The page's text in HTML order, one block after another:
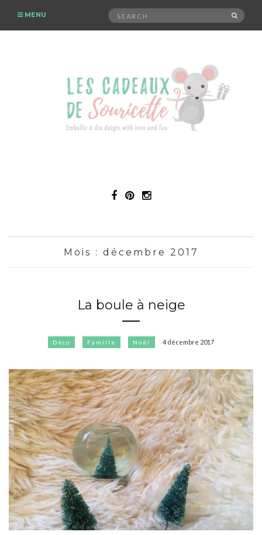
MENU
Search
for:
Mois : décembre 2017
La boule à neige
Déco Famille Noël 4 décembre 2017